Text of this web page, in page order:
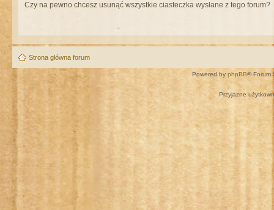
Czy na pewno chcesz usunąć wszystkie ciasteczka wysłane z tego forum?
Strona główna forum
Powered by phpBB® Forum
Przyjazne